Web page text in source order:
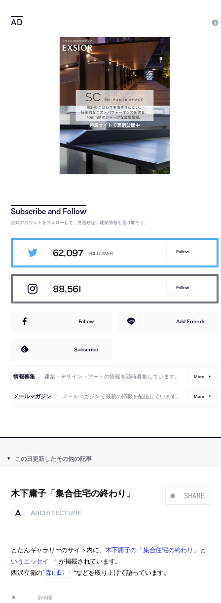
公式アカウントをフォローして、見逃せない建築情報を受け取ろう。
62,097 Follow
88,561 Follow
Follow Add Friends
Subscribe
情報募集 ／ 建築・デザイン・アートの情報を随時募集しています。 More
メールマガジン ／ メールマガジンで最新の情報を配信しています。 More
この日更新したその他の記事
SHARE
木下庸子「集合住宅の終わり」
ARCHITECTURE
とたんギャラリーのサイト内に、 木下庸子の「集合住宅の終わり」と
いうエッセイ
が掲載されています。
西沢立衛の”森山邸 “などを取り上げて語っています。
SHARE